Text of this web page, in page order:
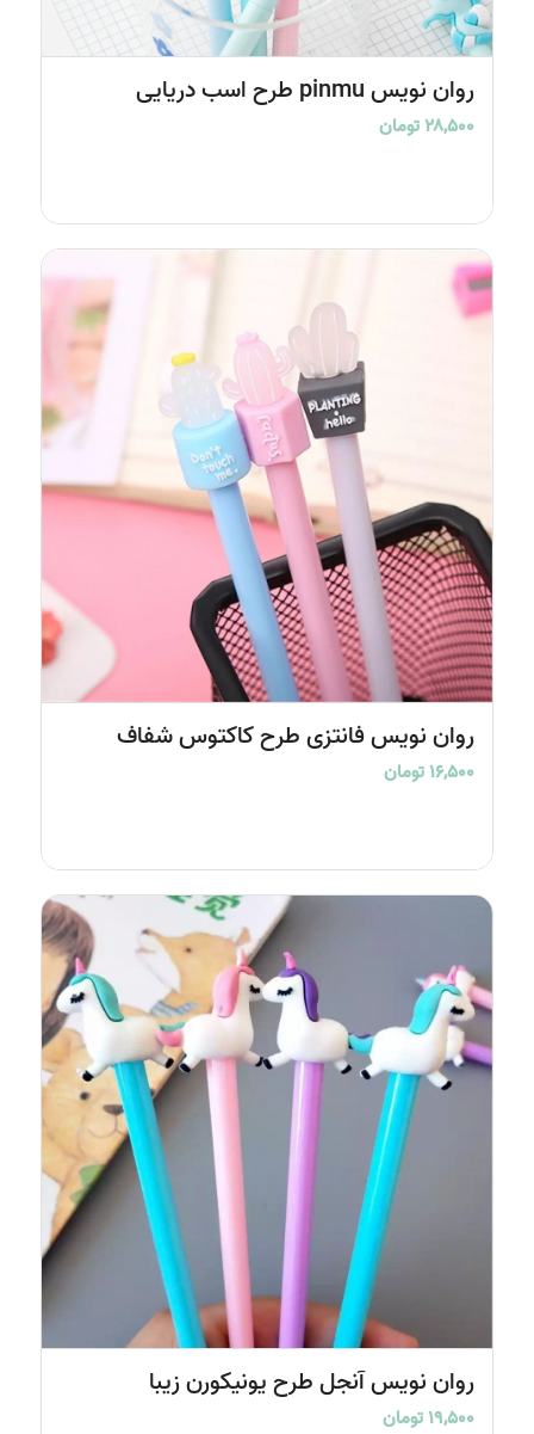
5.00 روان نویس pinmu طرح اسب دریایی
۲۸,۵۰۰تومان
4.17
روان نویس فانتزی طرح کاکتوس شفاف
۱۶,۵۰۰تومان
5.00
روان نویس آنجل طرح یونیکورن زیبا
۱۹,۵۰۰تومان